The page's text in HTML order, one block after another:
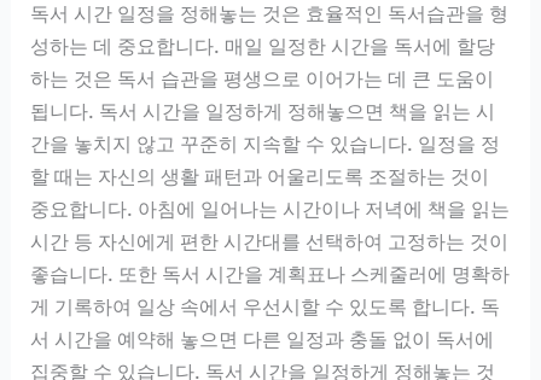
독서 시간 일정을 정해놓는 것은 효율적인 독서습관을 형
성하는 데 중요합니다. 매일 일정한 시간을 독서에 할당
하는 것은 독서 습관을 평생으로 이어가는 데 큰 도움이
됩니다. 독서 시간을 일정하게 정해놓으면 책을 읽는 시
간을 놓치지 않고 꾸준히 지속할 수 있습니다. 일정을 정
할 때는 자신의 생활 패턴과 어울리도록 조절하는 것이
중요합니다. 아침에 일어나는 시간이나 저녁에 책을 읽는
시간 등 자신에게 편한 시간대를 선택하여 고정하는 것이
좋습니다. 또한 독서 시간을 계획표나 스케줄러에 명확하
게 기록하여 일상 속에서 우선시할 수 있도록 합니다. 독
서 시간을 예약해 놓으면 다른 일정과 충돌 없이 독서에
집중할 수 있습니다. 독서 시간을 일정하게 정해놓는 것